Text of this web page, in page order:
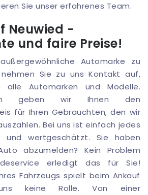
Sie unser erfahrenes Team.
Neuwied -
und faire Preise!
Automarke zu
nehmen Sie zu uns Kontakt auf,
Automarken und Modelle.
geben wir Ihnen den
für Ihren Gebrauchten, den wir
Bei uns ist einfach jedes
und wertgeschätzt. Sie haben
abzumelden? Kein Problem
erledigt das für Sie!
Fahrzeugs spielt beim Ankauf
keine Rolle. Von einer